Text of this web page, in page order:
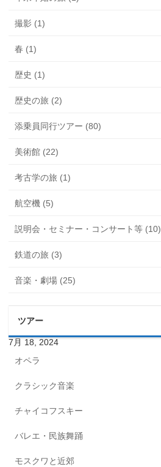
撮影 (1)
春 (1)
歴史 (1)
歴史の旅 (2)
添乗員同行ツアー (80)
美術館 (22)
考古学の旅 (1)
航空機 (5)
説明会・セミナー・コンサート等 (10)
鉄道の旅 (3)
音楽・劇場 (25)
ツアー
7月 18, 2024
オペラ
クラシック音楽
チャイコフスキー
バレエ・民族舞踊
モスクワと近郊